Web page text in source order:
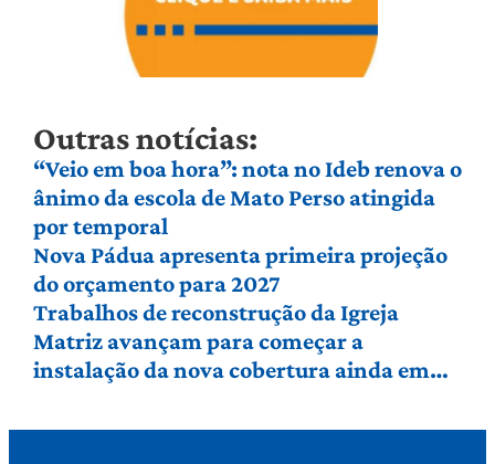
Outras notícias:
“Veio em boa hora”: nota no Ideb renova o
ânimo da escola de Mato Perso atingida
por temporal
Nova Pádua apresenta primeira projeção
do orçamento para 2027
Trabalhos de reconstrução da Igreja
Matriz avançam para começar a
instalação da nova cobertura ainda em